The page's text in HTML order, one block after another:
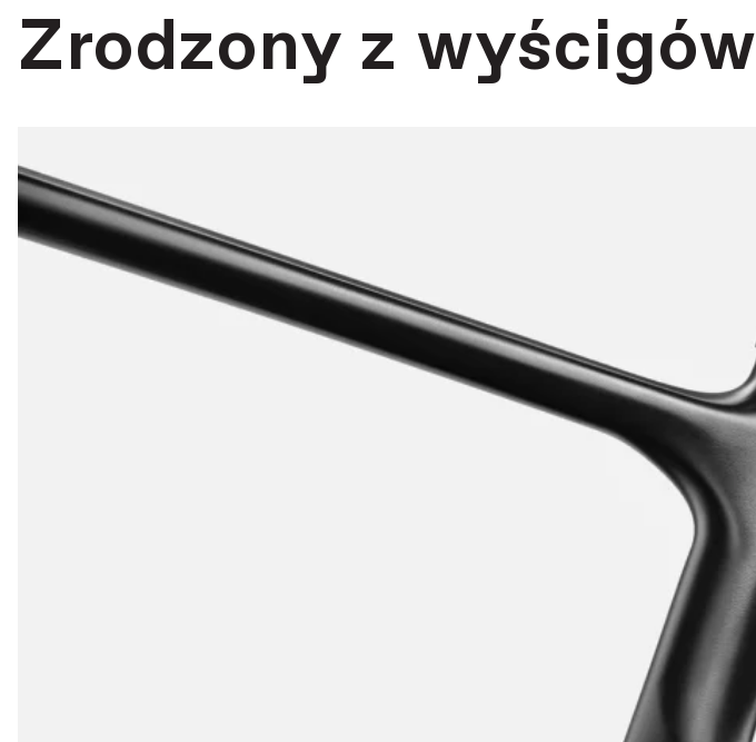
Zrodzony z wyścigów